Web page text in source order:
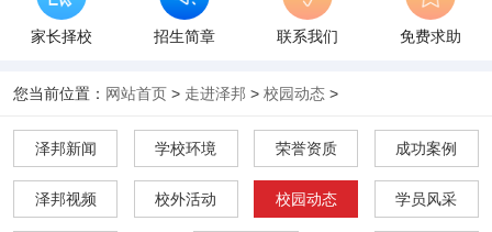
家长择校 招生简章 联系我们 免费求助
您当前位置： 网站首页 > 走进泽邦 > 校园动态 >
泽邦新闻 学校环境 荣誉资质 成功案例
泽邦视频 校外活动 校园动态 学员风采